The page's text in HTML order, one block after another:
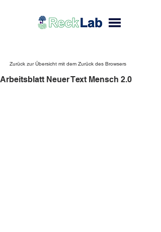
Zurück zur Übersicht mit dem Zurück des Browsers
Arbeitsblatt Neuer Text Mensch 2.0